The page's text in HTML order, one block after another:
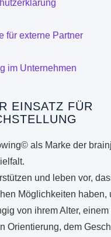
für externe Partner
im Unternehmen
EINSATZ FÜR
als Marke der
und leben vor,
Möglichkeiten haben,
von ihrem Alter,
Orientierung, dem